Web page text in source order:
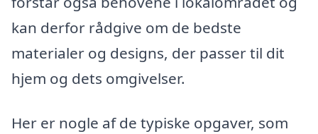
kan derfor rådgive om de bedste
materialer og designs, der passer til dit
hjem og dets omgivelser.
Her er nogle af de typiske opgaver, som